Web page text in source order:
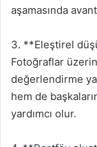
aşamasında
3. **Eleştirel
Fotoğraflar
değerlendirme
hem de
yardımcı olur.